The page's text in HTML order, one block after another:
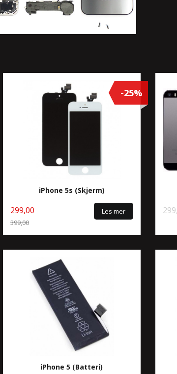
iPhone 5s (Skjerm)
299,00
399,00
Rabatt
-25%
Les mer
iPhone 5 (Batteri)